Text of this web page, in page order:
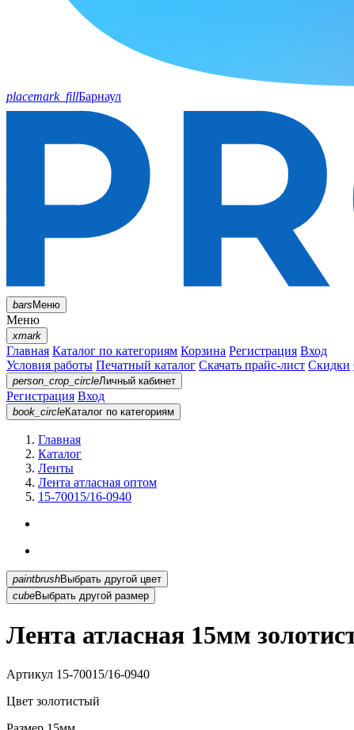
placemark_fillБарнаул
barsМеню
Меню
xmark
Главная Каталог по категориям Корзина Регистрация Вход
Условия работы Печатный каталог Скачать прайс-лист Скидки
person_crop_circleЛичный кабинет
Регистрация Вход
book_circleКаталог по категориям
Главная
Каталог
Ленты
Лента атласная оптом
15-70015/16-0940
paintbrush
Выбрать другой цвет
cubeВыбрать другой размер
Лента атласная 15мм
Артикул 15-70015/16-0940
Цвет золотистый